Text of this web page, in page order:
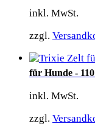
inkl. MwSt.
zzgl.
für Hunde -
inkl. MwSt.
zzgl.